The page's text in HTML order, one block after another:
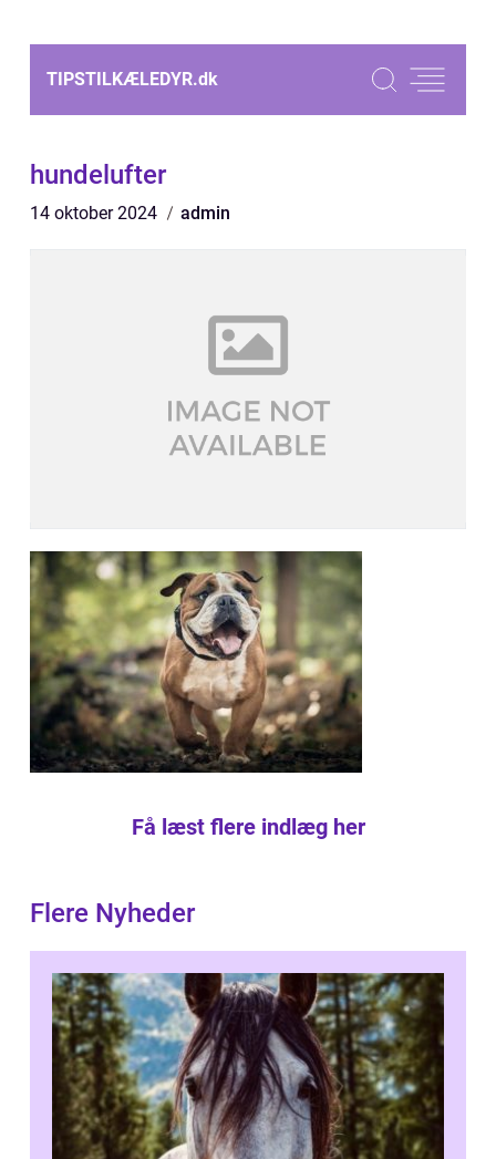
TIPSTILKÆLEDYR.dk
hundelufter
14 oktober 2024 admin
Få læst flere indlæg her
Flere Nyheder